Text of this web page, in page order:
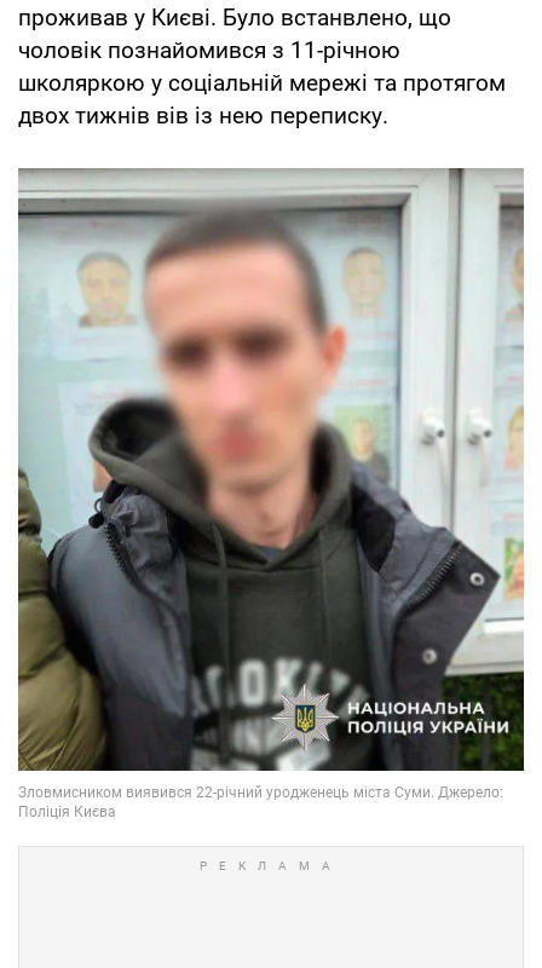
проживав у Києві. Було встанвлено, що
чоловік познайомився з 11-річною
школяркою у соціальній мережі та протягом
двох тижнів вів із нею переписку.